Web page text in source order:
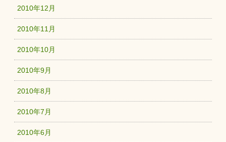
2010年12月
2010年11月
2010年10月
2010年9月
2010年8月
2010年7月
2010年6月